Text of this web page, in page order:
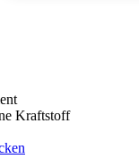
Kraftstoff